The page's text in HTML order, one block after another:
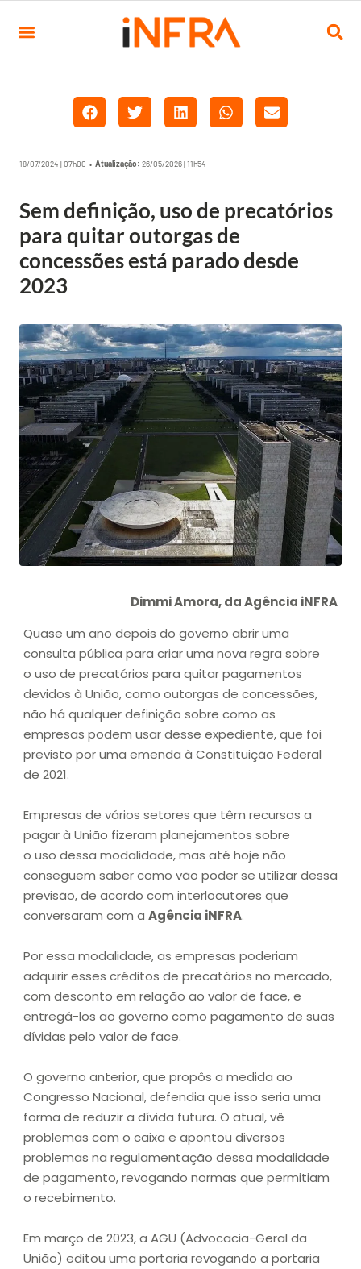
18/07/2024 | 07h00 • Atualização: 26/05/2026 | 11h54
Sem definição, uso de precatórios
para quitar outorgas de
concessões está parado desde
2023
Dimmi Amora, da Agência iNFRA
Quase um ano depois do governo abrir uma
consulta pública para criar uma nova regra sobre
o uso de precatórios para quitar pagamentos
devidos à União, como outorgas de concessões,
não há qualquer definição sobre como as
empresas podem usar desse expediente, que foi
previsto por uma emenda à Constituição Federal
de 2021.
Empresas de vários setores que têm recursos a
pagar à União fizeram planejamentos sobre
o uso dessa modalidade, mas até hoje não
conseguem saber como vão poder se utilizar dessa
previsão, de acordo com interlocutores que
conversaram com a Agência iNFRA.
Por essa modalidade, as empresas poderiam
adquirir esses créditos de precatórios no mercado,
com desconto em relação ao valor de face, e
entregá-los ao governo como pagamento de suas
dívidas pelo valor de face.
O governo anterior, que propôs a medida ao
Congresso Nacional, defendia que isso seria uma
forma de reduzir a dívida futura. O atual, vê
problemas com o caixa e apontou diversos
problemas na regulamentação dessa modalidade
de pagamento, revogando normas que permitiam
o recebimento.
Em março de 2023, a AGU (Advocacia-Geral da
União) editou uma portaria revogando a portaria